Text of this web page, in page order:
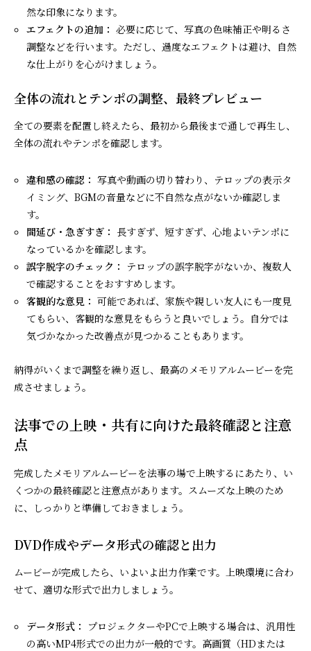
然な印象になります。
エフェクトの追加： 必要に応じて、写真の色味補正や明るさ
調整などを行います。ただし、過度なエフェクトは避け、自然
な仕上がりを心がけましょう。
全体の流れとテンポの調整、最終プレビュー
全ての要素を配置し終えたら、最初から最後まで通しで再生し、
全体の流れやテンポを確認します。
違和感の確認： 写真や動画の切り替わり、テロップの表示タ
イミング、BGMの音量などに不自然な点がないか確認しま
す。
間延び・急ぎすぎ： 長すぎず、短すぎず、心地よいテンポに
なっているかを確認します。
誤字脱字のチェック： テロップの誤字脱字がないか、複数人
で確認することをおすすめします。
客観的な意見： 可能であれば、家族や親しい友人にも一度見
てもらい、客観的な意見をもらうと良いでしょう。自分では
気づかなかった改善点が見つかることもあります。
納得がいくまで調整を繰り返し、最高のメモリアルムービーを完
成させましょう。
法事での上映・共有に向けた最終確認と注意
点
完成したメモリアルムービーを法事の場で上映するにあたり、い
くつかの最終確認と注意点があります。スムーズな上映のため
に、しっかりと準備しておきましょう。
DVD作成やデータ形式の確認と出力
ムービーが完成したら、いよいよ出力作業です。上映環境に合わ
せて、適切な形式で出力しましょう。
データ形式： プロジェクターやPCで上映する場合は、汎用性
の高いMP4形式での出力が一般的です。高画質（HDまたは